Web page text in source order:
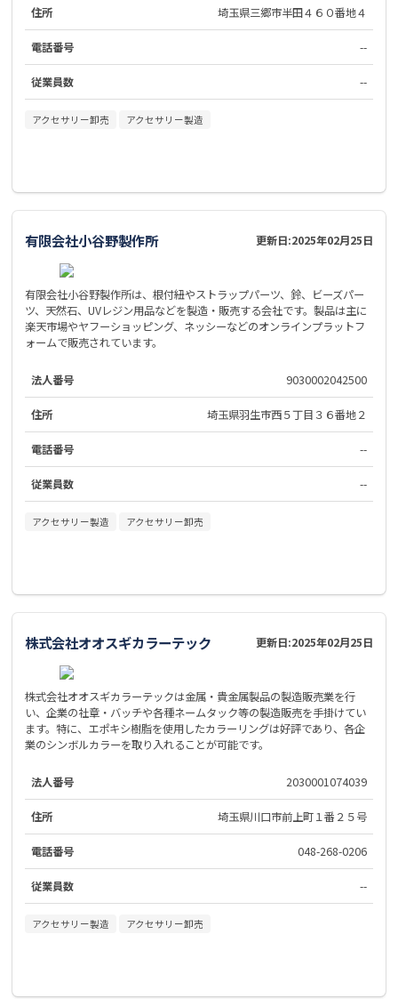
住所 埼玉県三郷市半田４６０番地４
電話番号 --
従業員数 --
アクセサリー卸売 アクセサリー製造
有限会社小谷野製作所 更新日:2025年02月25日
有限会社小谷野製作所は、根付紐やストラップパーツ、鈴、ビーズパー
ツ、天然石、UVレジン用品などを製造・販売する会社です。製品は主に
楽天市場やヤフーショッピング、ネッシーなどのオンラインプラットフ
ォームで販売されています。
法人番号 9030002042500
住所 埼玉県羽生市西５丁目３６番地２
電話番号 --
従業員数 --
アクセサリー製造 アクセサリー卸売
株式会社オオスギカラーテック 更新日:2025年02月25日
株式会社オオスギカラーテックは金属・貴金属製品の製造販売業を行
い、企業の社章・バッチや各種ネームタック等の製造販売を手掛けてい
ます。特に、エポキシ樹脂を使用したカラーリングは好評であり、各企
業のシンボルカラーを取り入れることが可能です。
法人番号 2030001074039
住所 埼玉県川口市前上町１番２５号
電話番号 048-268-0206
従業員数 --
アクセサリー製造 アクセサリー卸売